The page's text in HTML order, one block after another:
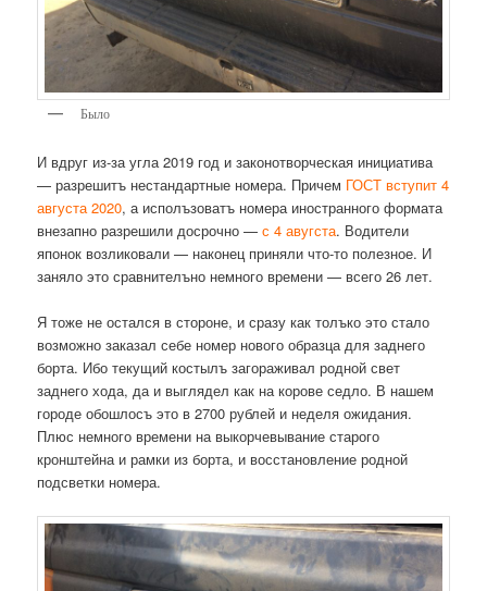
Было
И вдруг из-за угла 2019 год и законотворческая инициатива
— разрешитъ нестандартные номера. Причем ГОСТ вступит 4
августа 2020, а исполъзоватъ номера иностранного формата
внезапно разрешили досрочно —с 4 авугста. Водители
японок возликовали — наконец приняли что-то полезное. И
заняло это сравнителъно немного времени — всего 26 лет.
Я тоже не остался в стороне, и сразу как толъко это стало
возможно заказал себе номер нового образца для заднего
борта. Ибо текущий костылъ загораживал родной свет
заднего хода, да и выглядел как на корове седло. В нашем
городе обошлосъ это в 2700 рублей и неделя ожидания.
Плюс немного времени на выкорчевывание старого
кронштейна и рамки из борта, и восстановление родной
подсветки номера.